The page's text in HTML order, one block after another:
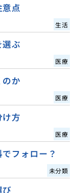
点
生活
ぶ
医療
のか
医療
方
医療
フォロー？
未分類
び